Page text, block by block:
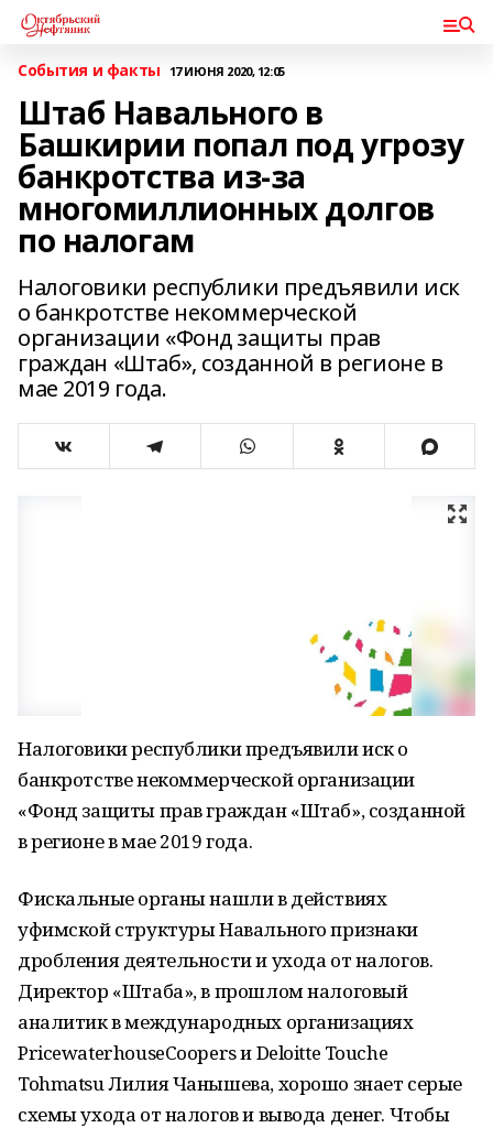
События и факты 17 ИЮНЯ 2020, 12:05
Штаб Навального в
Башкирии попал под угрозу
банкротства из-за
многомиллионных долгов
по налогам
Налоговики республики предъявили иск
о банкротстве некоммерческой
организации «Фонд защиты прав
граждан «Штаб», созданной в регионе в
мае 2019 года.
Налоговики республики предъявили иск о
банкротстве некоммерческой организации
«Фонд защиты прав граждан «Штаб», созданной
в регионе в мае 2019 года.
Фискальные органы нашли в действиях
уфимской структуры Навального признаки
дробления деятельности и ухода от налогов.
Директор «Штаба», в прошлом налоговый
аналитик в международных организациях
PricewaterhouseCoopers и Deloitte Touche
Tohmatsu Лилия Чанышева, хорошо знает серые
схемы ухода от налогов и вывода денег. Чтобы